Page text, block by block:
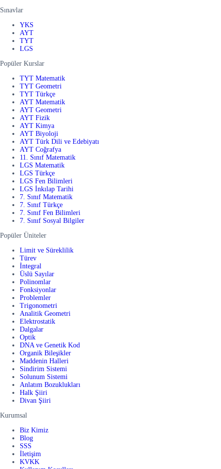
Sınavlar
YKS
AYT
TYT
LGS
Popüler Kurslar
TYT Matematik
TYT Geometri
TYT Türkçe
AYT Matematik
AYT Geometri
AYT Fizik
AYT Kimya
AYT Biyoloji
AYT Türk Dili ve Edebiyatı
AYT Coğrafya
11. Sınıf Matematik
LGS Matematik
LGS Türkçe
LGS Fen Bilimleri
LGS İnkılap Tarihi
7. Sınıf Matematik
7. Sınıf Türkçe
7. Sınıf Fen Bilimleri
7. Sınıf Sosyal Bilgiler
Popüler Üniteler
Limit ve Süreklilik
Türev
İntegral
Üslü Sayılar
Polinomlar
Fonksiyonlar
Problemler
Trigonometri
Analitik Geometri
Elektrostatik
Dalgalar
Optik
DNA ve Genetik Kod
Organik Bileşikler
Maddenin Halleri
Sindirim Sistemi
Solunum Sistemi
Anlatım Bozuklukları
Halk Şiiri
Divan Şiiri
Kurumsal
Biz Kimiz
Blog
SSS
İletişim
KVKK